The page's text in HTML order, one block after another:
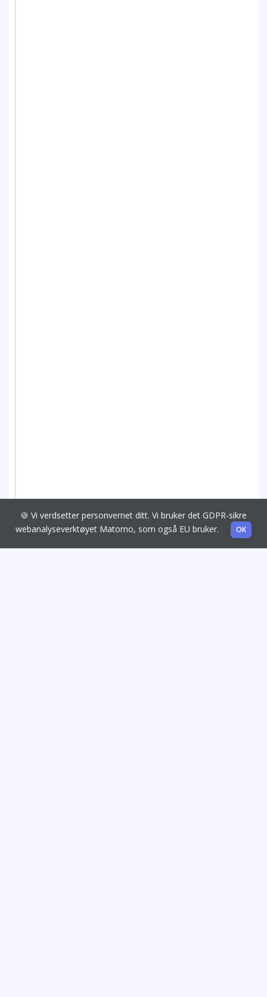
🍪 Vi verdsetter personvernet ditt. Vi bruker det GDPR-sikre
webanalyseverktøyet Matomo, som også EU bruker.
OK